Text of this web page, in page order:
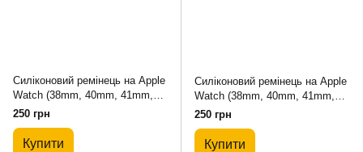
Силіконовий ремінець на Apple
Watch (38mm, 40mm, 41mm,
[42mm Series 10/11] - №48
Virid, S)
250 грн
Купити
Силіконовий ремінець на Apple
Watch (38mm, 40mm, 41mm,
[42mm Series 10/11] - №11
Antique White, S)
250 грн
Купити